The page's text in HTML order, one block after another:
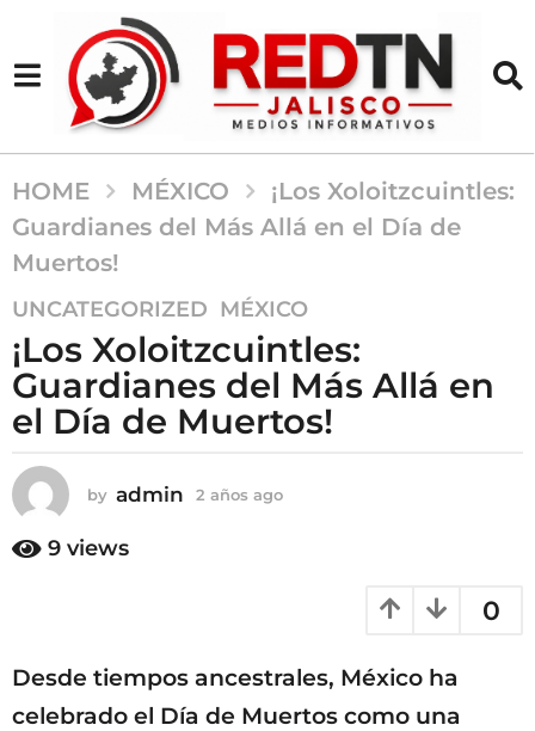
HOME MÉXICO
¡Los Xoloitzcuintles:
Guardianes del Más Allá en el Día de
Muertos!
2
ñ
o
s
g
o
a
a
g
UNCATEGORIZED ,MÉXICO
¡Los Xoloitzcuintles:
Guardianes del Más Allá en
el Día de Muertos!
by admin 2 años ago
9 views
0
Desde tiempos ancestrales, México ha
celebrado el Día de Muertos como una